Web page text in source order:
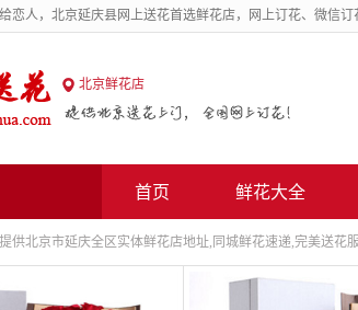
恋人，北京延庆县网上送花首选鲜花店，网上订花、微信
北京送花网
北京鲜花店
提
首页 鲜花大全
供北京市延庆全区实体鲜花店地址,同城鲜花速递,完美送